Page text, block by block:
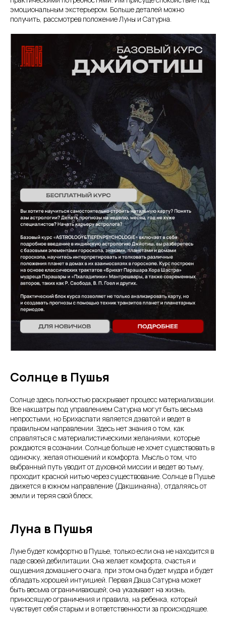
эмоциональным экстерьером. Больше деталей можно
получить, рассмотрев положение Луны и Сатурна.
Солнце в Пушья
Солнце здесь полностью раскрывает процесс материализации.
Все накшатры под управлением Сатурна могут быть весьма
непростыми, но Брихаспати является дэватой и ведет в
правильном направлении. Здесь нет знания о том, как
справляться с материалистическими желаниями, которые
рождаются в сознании. Солнце больше не хочет существовать в
одиночку, желая отношений и комфорта. Мысль о том, что
выбранный путь уводит от духовной миссии и ведет во тьму,
проходит красной нитью через существование. Солнце в Пушье
движется в южном направление (Дакшинаяна), отдаляясь от
земли и теряя свой блеск.
Луна в Пушья
Луне будет комфортно в Пушье, только если она не находится в
паде своей дебилитации. Она желает комфорта, счастья и
ощущения домашнего очага, при этом она будет мудра и будет
обладать хорошей интуицией. Первая Даша Сатурна может
быть весьма ограничивающей; она указывает на жизнь,
приносящую ограничения и правила, на ребенка, который
чувствует себя старым и в ответственности за происходящее.